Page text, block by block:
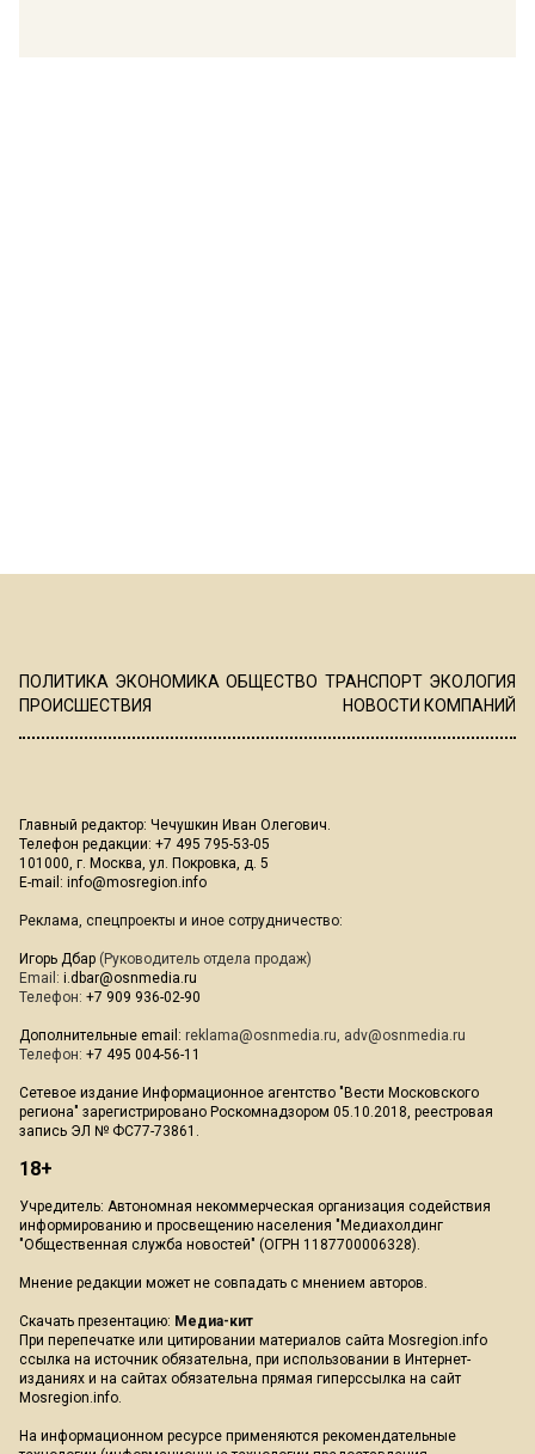
ПОЛИТИКА ЭКОНОМИКА ОБЩЕСТВО ТРАНСПОРТ ЭКОЛОГИЯ
ПРОИСШЕСТВИЯ
НОВОСТИ КОМПАНИЙ
Главный редактор: Чечушкин Иван Олегович.
Телефон редакции: +7 495 795-53-05
101000, г. Москва, ул. Покровка, д. 5
E-mail: info@mosregion.info
Реклама, спецпроекты и иное сотрудничество:
Игорь Дбар (Руководитель отдела продаж)
Email: i.dbar@osnmedia.ru
Телефон: +7 909 936-02-90
Дополнительные email: reklama@osnmedia.ru, adv@osnmedia.ru
Телефон: +7 495 004-56-11
Сетевое издание Информационное агентство "Вести Московского
региона" зарегистрировано Роскомнадзором 05.10.2018, реестровая
запись ЭЛ № ФС77-73861.
18+
Учредитель: Автономная некоммерческая организация содействия
информированию и просвещению населения "Медиахолдинг
"Общественная служба новостей" (ОГРН 1187700006328).
Мнение редакции может не совпадать с мнением авторов.
Скачать презентацию: Медиа-кит
При перепечатке или цитировании материалов сайта Mosregion.info
ссылка на источник обязательна, при использовании в Интернет-
изданиях и на сайтах обязательна прямая гиперссылка на сайт
Mosregion.info.
На информационном ресурсе применяются рекомендательные